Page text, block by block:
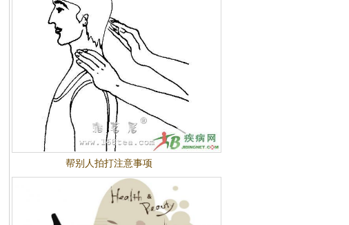
帮别人拍打注意事项